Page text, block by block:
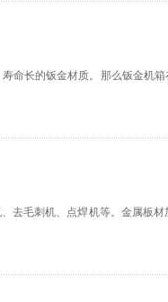
命长的钣金材质。那么钣金机
去毛刺机、点焊机等。金属板材